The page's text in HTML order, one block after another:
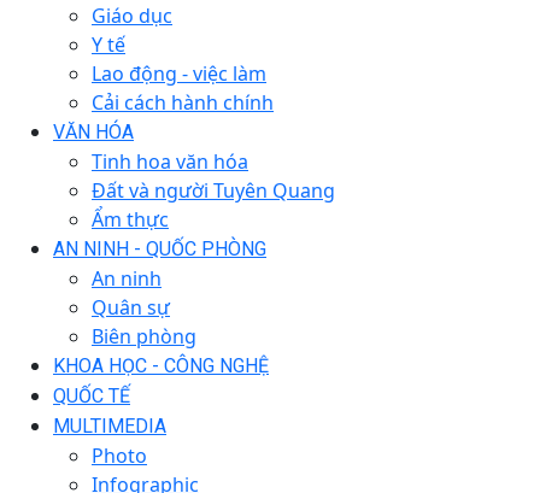
Giáo dục
Y tế
Lao động - việc làm
Cải cách hành chính
VĂN HÓA
Tinh hoa văn hóa
Đất và người Tuyên Quang
Ẩm thực
AN NINH - QUỐC PHÒNG
An ninh
Quân sự
Biên phòng
KHOA HỌC - CÔNG NGHỆ
QUỐC TẾ
MULTIMEDIA
Photo
Infographic